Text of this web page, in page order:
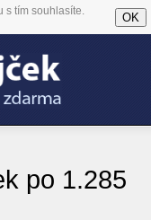
s tím souhlasíte.
OK
po 1.285